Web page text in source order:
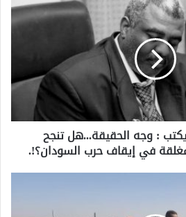
: وجه الحقيقة...هل تنجح
في إيقاف حرب السودان؟!.